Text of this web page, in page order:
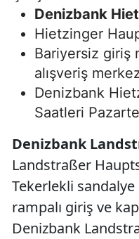
Denizbank
Hietzinger
Bariyersiz giriş
alışveriş
Denizbank
Saatleri
Denizbank
Landstraßer
Tekerlekli sandalye
rampalı giriş ve
Denizbank